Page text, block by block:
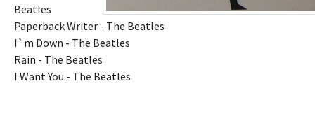
Beatles
Paperback Writer - The Beatles
I`m Down - The Beatles
Rain - The Beatles
I Want You - The Beatles